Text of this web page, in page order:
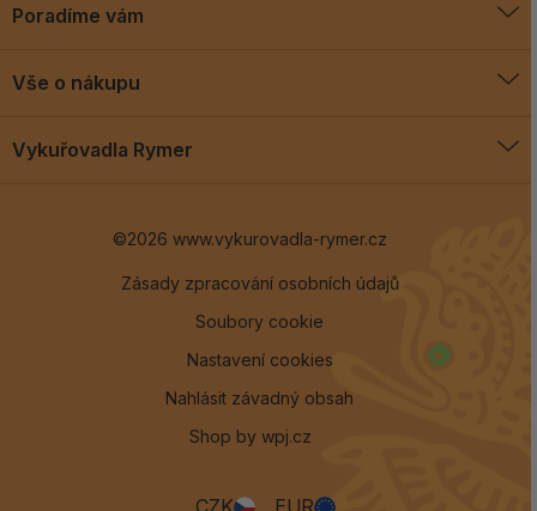
Poradíme vám
Blog
Vše o nákupu
Vykuřovadla Rymer
©2026 www.vykurovadla-rymer.cz
Zásady zpracování osobních údajů
Soubory cookie
Nastavení cookies
Nahlásit závadný obsah
Shop by wpj.cz
CZK EUR